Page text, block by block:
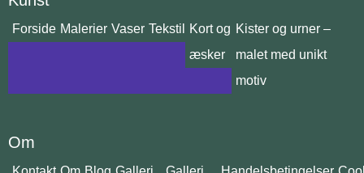
Forside Malerier Vaser Tekstil
Kort og
æsker
Kister og urner –
malet med unikt
motiv
Om